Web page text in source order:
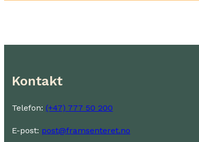
Kontakt
Telefon: (+47) 777 50 200
E-post: post@framsenteret.no